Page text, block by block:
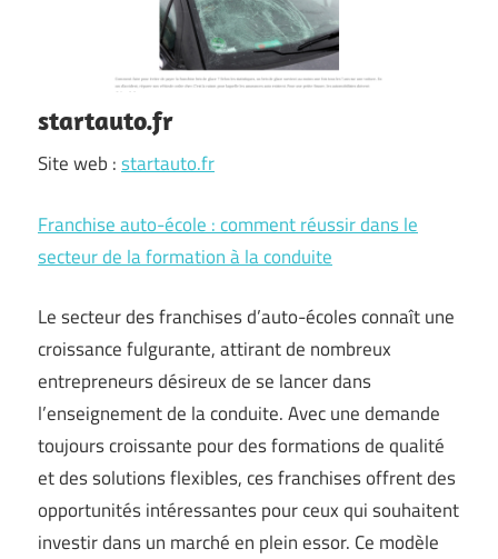
startauto.fr
Site web :startauto.fr
Franchise auto-école : comment réussir dans le
secteur de la formation à la conduite
Le secteur des franchises d’auto-écoles connaît une
croissance fulgurante, attirant de nombreux
entrepreneurs désireux de se lancer dans
l’enseignement de la conduite. Avec une demande
toujours croissante pour des formations de qualité
et des solutions flexibles, ces franchises offrent des
opportunités intéressantes pour ceux qui souhaitent
investir dans un marché en plein essor. Ce modèle